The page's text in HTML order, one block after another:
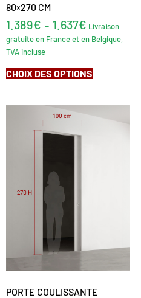
80×270 CM
1.389€ – 1.637€ Livraison
gratuite en France et en Belgique,
TVA incluse
CHOIX DES OPTIONS
PORTE COULISSANTE